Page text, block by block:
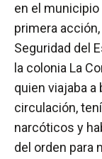
en el municipio
primera
Seguridad del
la colonia La
quien viajaba
circulación,
narcóticos y
del orden para